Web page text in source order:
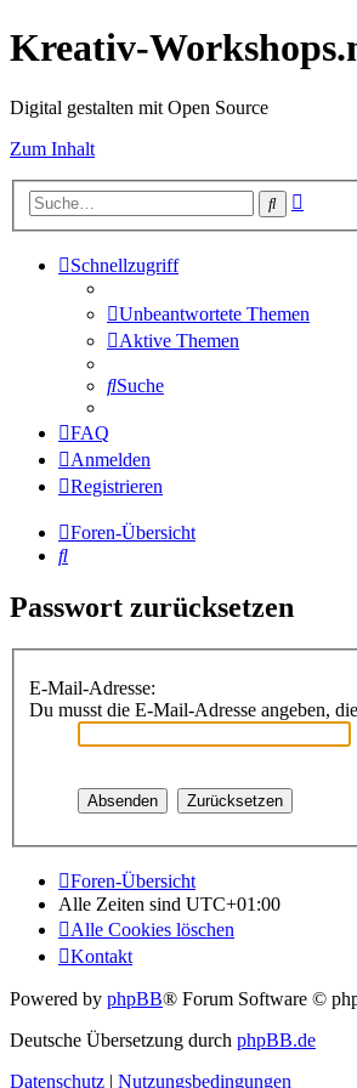
Kreativ-
Digital gestalten mit Open Source
Zum Inhalt
Suche
Schnellzugriff
Unbeantwortete Themen
Aktive Themen
Suche
FAQ
Anmelden
Registrieren
Foren-Übersicht
Suche
Passwort zurücksetzen
E-Mail-Adresse:
Du musst die E-Mail-Adresse angeben,
Foren-Übersicht
Alle Zeiten sind UTC+01:00
Alle Cookies löschen
Kontakt
Powered by phpBB® Forum Software ©
Deutsche Übersetzung durch phpBB.de
Datenschutz | Nutzungsbedingungen